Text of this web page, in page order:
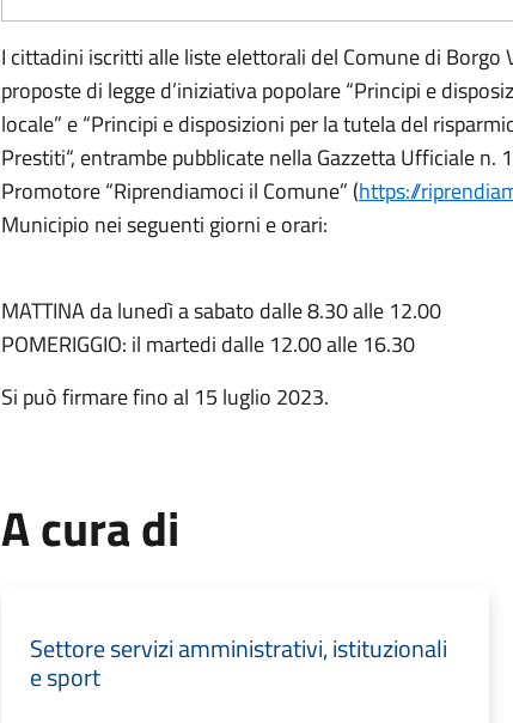
I cittadini iscritti alle liste elettorali del Comune di
proposte di legge d’iniziativa popolare “Principi e
locale” e “Principi e disposizioni per la tutela del
Prestiti“, entrambe pubblicate nella Gazzetta Ufficiale
Promotore “Riprendiamoci il Comune” (https://
Municipio nei seguenti giorni e orari:
MATTINA da lunedì a sabato dalle 8.30 alle 12.00
POMERIGGIO: il martedi dalle 12.00 alle 16.30
Si può firmare fino al 15 luglio 2023.
A cura di
Settore servizi amministrativi, istituzionali
e sport